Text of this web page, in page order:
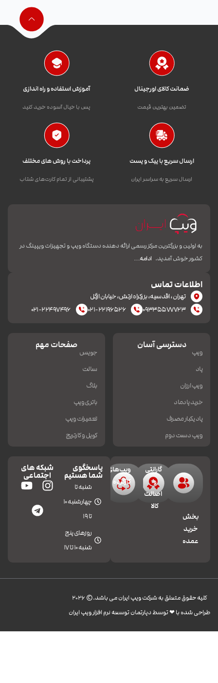
ضمانت کالای اورجینال
تضمین بهترین قیمت
آموزش استفاده و راه اندازی
پس با خیال آسوده خرید کنید
ارسال سریع با پیک و پست
ارسال سریع به سراسر ایران
پرداخت با روش های مختلف
پشتیبانی از تمام کارت‌های شتاب
به اولین و بزرگترین مرکز رسمی ارائه دهنده دستگاه ویپ و تجهیزات ویپینگ در
کشور خوش آمدید. ادامه…
اطلاعات تماس
تهران، اقدسیه، بزرکراه ارتش، خیابان ازگل
۰۹۳۳۵۵۷۷۷۲۳
۰۲۱-۲۲۱۹۶۵۲۶ ۰۲۱-۲۲۴۹۷۴۹۶
دسترسی آسان
ویپ
پاد
ویپ ارزان
خرید پادماد
پاد یکبار مصرف
ویپ دست دوم
صفحات مهم
جویس
سالت
بلاگ
باتری ویپ
تعمیرات ویپ
کویل و کارتریج
بخش
خرید
عمده
گارانتی
و
اصالت
کالا
ویپ‌های
کارکرده
پاسخگوی
شما هستیم
شنبه تا
چهارشنبه 10
تا 19
روزهای پنج
شنبه 10 تا 17
شبکه های
اجتماعی
کليه حقوق متعلق به شرکت ویپ ایران می باشد.© 2026
طراحی شده با ❤︎ توسط دپارتمان توسعه نرم افزار ویپ ایران